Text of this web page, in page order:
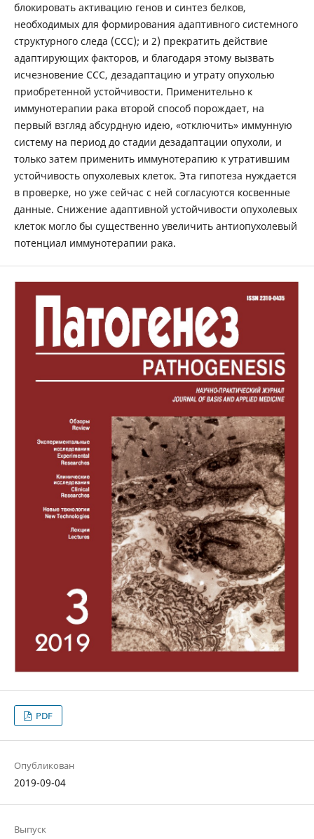
блокировать активацию генов и синтез белков,
необходимых для формирования адаптивного системного
структурного следа (ССС); и 2) прекратить действие
адаптирующих факторов, и благодаря этому вызвать
исчезновение ССС, дезадаптацию и утрату опухолью
приобретенной устойчивости. Применительно к
иммунотерапии рака второй способ порождает, на
первый взгляд абсурдную идею, «отключить» иммунную
систему на период до стадии дезадаптации опухоли, и
только затем применить иммунотерапию к утратившим
устойчивость опухолевых клеток. Эта гипотеза нуждается
в проверке, но уже сейчас с ней согласуются косвенные
данные. Снижение адаптивной устойчивости опухолевых
клеток могло бы существенно увеличить антиопухолевый
потенциал иммунотерапии рака.
PDF
Опубликован
2019-09-04
Выпуск